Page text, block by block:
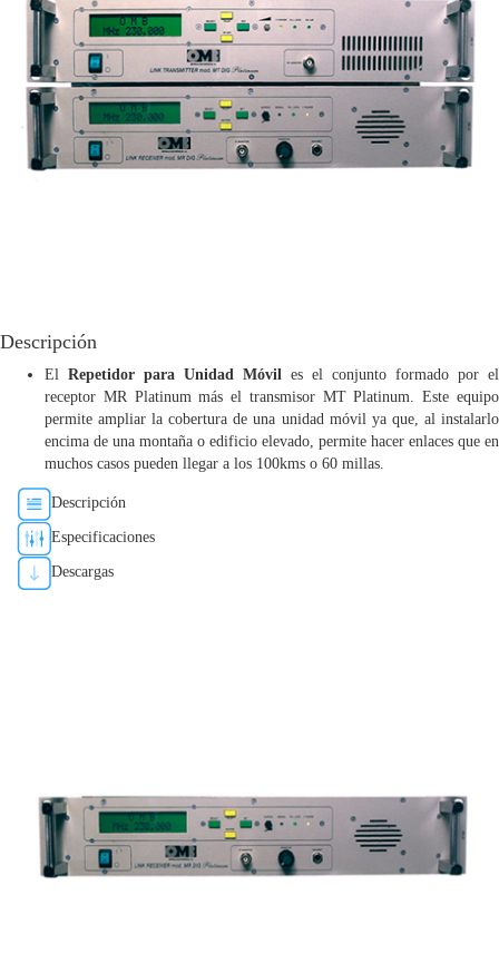
Productos
-
Radiodifusión
DIG
+
TH
REPETIDOR
PARA
UNIDAD
MÓVIL
Descripción
El Repetidor para Unidad Móvil es el conjunto formado por el
receptor MR Platinum más el transmisor MT Platinum. Este equipo
permite ampliar la cobertura de una unidad móvil ya que, al instalarlo
encima de una montaña o edificio elevado, permite hacer enlaces que en
muchos casos pueden llegar a los 100kms o 60 millas.
Descripción
Especificaciones
Descargas